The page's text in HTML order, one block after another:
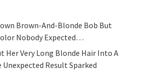
Brown-And-Blonde Bob But
Nobody Expected…
Her Very Long Blonde Hair Into A
Result Sparked